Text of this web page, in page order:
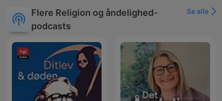
Flere Religion og åndelighed-
podcasts
Se alle